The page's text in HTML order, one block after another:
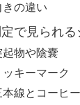
きの違い
で見られ
起物や陰嚢
ッキーマーク
本線とコーヒ